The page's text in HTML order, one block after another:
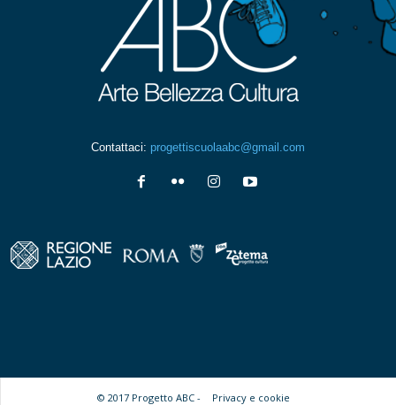
Contattaci: progettiscuolaabc@gmail.com
© 2017 Progetto ABC - Privacy e cookie